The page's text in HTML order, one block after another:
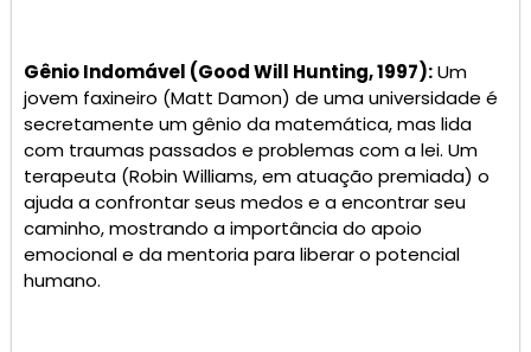
Gênio Indomável (Good Will Hunting, 1997):Um
jovem faxineiro (Matt Damon) de uma universidade é
secretamente um gênio da matemática, mas lida
com traumas passados e problemas com a lei. Um
terapeuta (Robin Williams, em atuação premiada) o
ajuda a confrontar seus medos e a encontrar seu
caminho, mostrando a importância do apoio
emocional e da mentoria para liberar o potencial
humano.